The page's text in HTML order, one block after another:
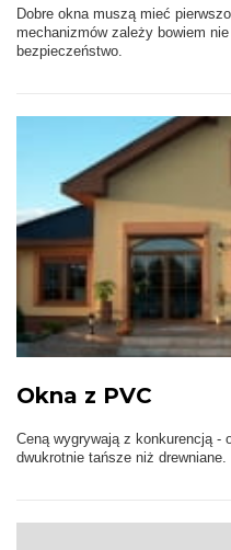
Dobre okna muszą mieć
mechanizmów zależy bowiem
bezpieczeństwo.
Okna z PVC
Ceną wygrywają z konkurencją -
dwukrotnie tańsze niż drewniane.